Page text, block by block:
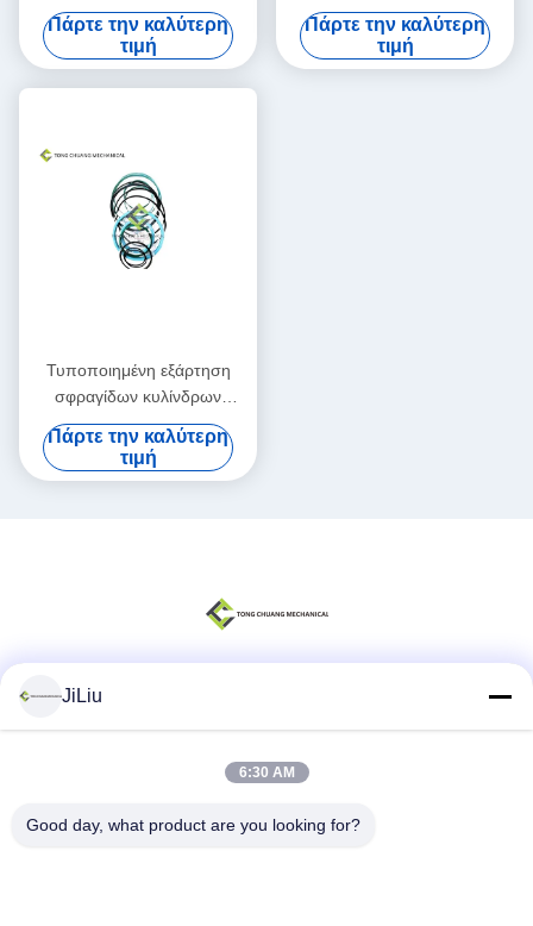
φυσικού λάστιχου
Πάρτε την καλύτερη
τιμή
συγκεκριμένη για το μεγάλο
τέλος βαλβίδων του S
Πάρτε την καλύτερη
τιμή
Τυποποιημένη εξάρτηση
σφραγίδων κυλίνδρων
βραχιόνων μερών
συγκεκριμένων αντλιών Sany
φυσικού λάστιχου
Πάρτε την καλύτερη
τιμή
Γρήγορη επικοινωνία
JiLiu
6:30 AM
Good day, what product are you looking for?